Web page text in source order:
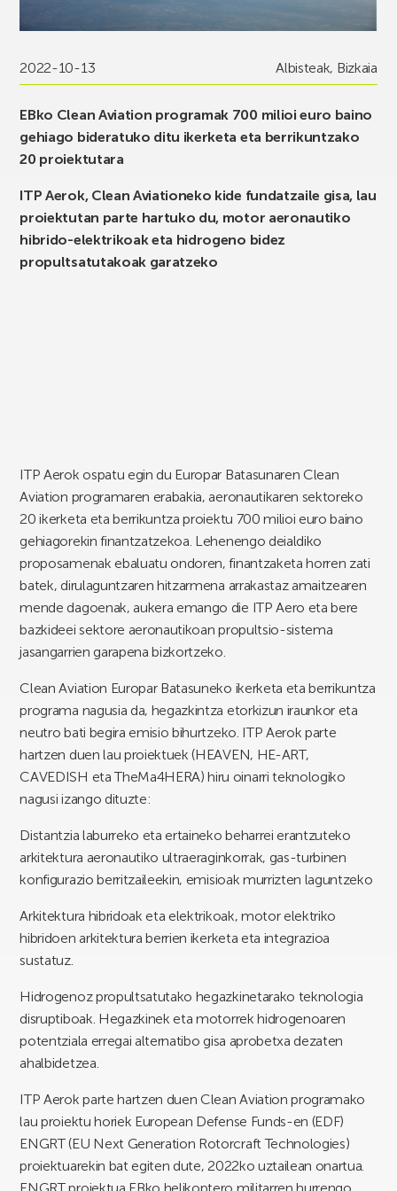
2022-10-13 Albisteak, Bizkaia
EBko Clean Aviation programak 700 milioi euro baino
gehiago bideratuko ditu ikerketa eta berrikuntzako
20 proiektutara
ITP Aerok, Clean Aviationeko kide fundatzaile gisa, lau
proiektutan parte hartuko du, motor aeronautiko
hibrido-elektrikoak eta hidrogeno bidez
propultsatutakoak garatzeko
ITP Aerok ospatu egin du Europar Batasunaren Clean
Aviation programaren erabakia, aeronautikaren sektoreko
20 ikerketa eta berrikuntza proiektu 700 milioi euro baino
gehiagorekin finantzatzekoa. Lehenengo deialdiko
proposamenak ebaluatu ondoren, finantzaketa horren zati
batek, dirulaguntzaren hitzarmena arrakastaz amaitzearen
mende dagoenak, aukera emango die ITP Aero eta bere
bazkideei sektore aeronautikoan propultsio-sistema
jasangarrien garapena bizkortzeko.
Clean Aviation Europar Batasuneko ikerketa eta berrikuntza
programa nagusia da, hegazkintza etorkizun iraunkor eta
neutro bati begira emisio bihurtzeko. ITP Aerok parte
hartzen duen lau proiektuek (HEAVEN, HE-ART,
CAVEDISH eta TheMa4HERA) hiru oinarri teknologiko
nagusi izango dituzte:
Distantzia laburreko eta ertaineko beharrei erantzuteko
arkitektura aeronautiko ultraeraginkorrak, gas-turbinen
konfigurazio berritzaileekin, emisioak murrizten laguntzeko
Arkitektura hibridoak eta elektrikoak, motor elektriko
hibridoen arkitektura berrien ikerketa eta integrazioa
sustatuz.
Hidrogenoz propultsatutako hegazkinetarako teknologia
disruptiboak. Hegazkinek eta motorrek hidrogenoaren
potentziala erregai alternatibo gisa aprobetxa dezaten
ahalbidetzea.
ITP Aerok parte hartzen duen Clean Aviation programako
lau proiektu horiek European Defense Funds-en (EDF)
ENGRT (EU Next Generation Rotorcraft Technologies)
proiektuarekin bat egiten dute, 2022ko uztailean onartua.